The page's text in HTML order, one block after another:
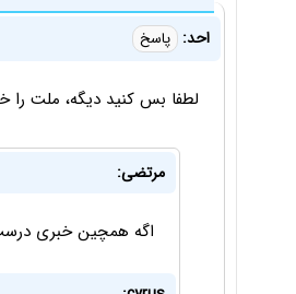
احد: پاسخ
لطفا بس کنید دیگه، ملت را
مرتضی:
اگه همچین خبری درست